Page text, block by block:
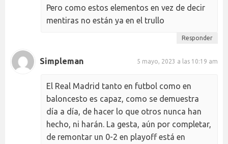
Pero como estos elementos en vez de decir
mentiras no están ya en el trullo
Responder
Simpleman 5 mayo, 2023 a las 10:19 am
El Real Madrid tanto en futbol como en
baloncesto es capaz, como se demuestra
día a día, de hacer lo que otros nunca han
hecho, ni harán. La gesta, aún por completar,
de remontar un 0-2 en playoff está en